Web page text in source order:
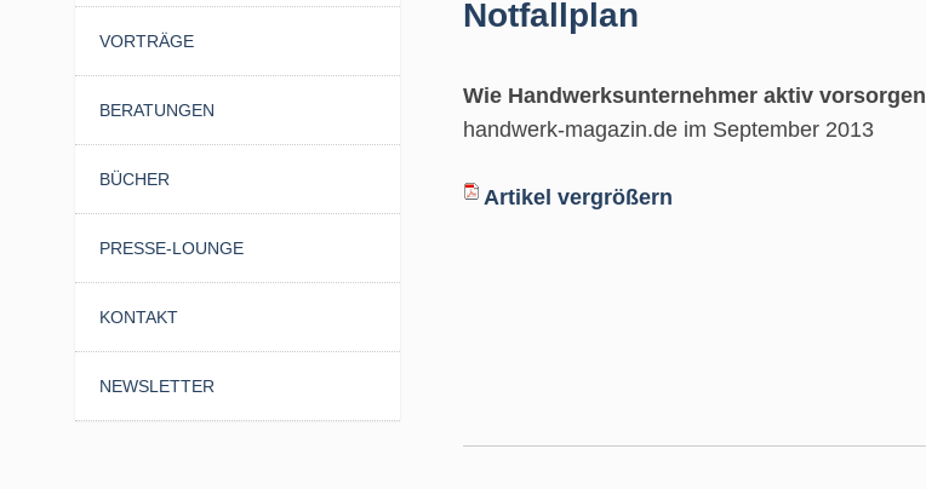
VORTRÄGE
BERATUNGEN
BÜCHER
PRESSE-LOUNGE
KONTAKT
NEWSLETTER
Notfallplan
Wie Handwerksunternehmer aktiv vorsorgen
handwerk-magazin.de im September 2013
Artikel vergrößern